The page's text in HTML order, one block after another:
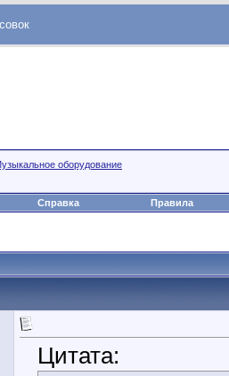
оборудование
Справка Правила
Цитата: